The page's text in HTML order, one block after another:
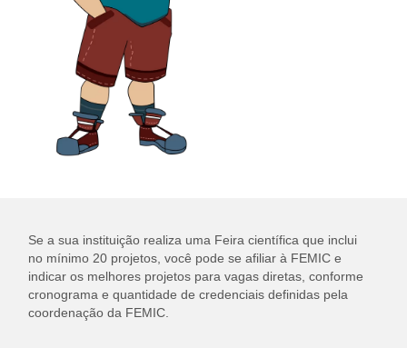
Se a sua instituição realiza uma Feira científica que inclui
no mínimo 20 projetos, você pode se afiliar à FEMIC e
indicar os melhores projetos para vagas diretas, conforme
cronograma e quantidade de credenciais definidas pela
coordenação da FEMIC.